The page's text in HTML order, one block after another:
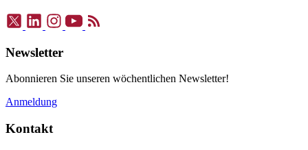
Newsletter
Abonnieren Sie unseren wöchentlichen Newsletter!
Anmeldung
Kontakt